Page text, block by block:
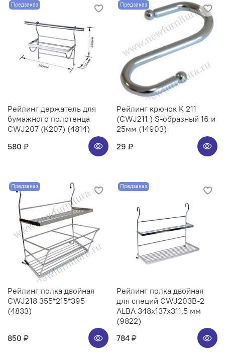
Предзаказ
Рейлинг держатель для
бумажного полотенца
CWJ207 (K207) (4814)
580 ₽
Предзаказ
Рейлинг крючок K 211
(CWJ211 ) S-образный 16 и
25мм (14903)
29 ₽
Предзаказ
Рейлинг полка двойная
CWJ218 355*215*395
(4833)
850 ₽
Предзаказ
Рейлинг полка двойная
для специй CWJ203B-2
ALBA 348x137x311,5 мм
(9822)
784 ₽